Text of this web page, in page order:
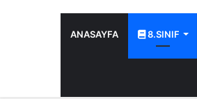
ANASAYFA 8.SINIF